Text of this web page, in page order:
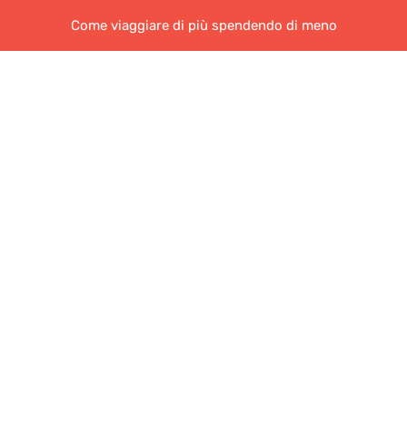
Come viaggiare di più spendendo di meno